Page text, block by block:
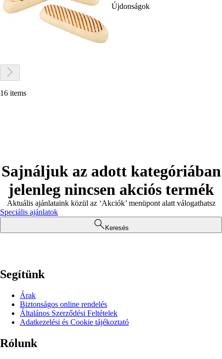
Újdonságok
16 items
Sajnáljuk az adott kategóriában
jelenleg nincsen akciós termék
Aktuális ajánlataink közül az ‘Akciók’ menüpont alatt válogathatsz
Speciális ajánlatok
Keresés
Segítünk
Árak
Biztonságos online rendelés
Általános Szerződési Feltételek
Adatkezelési és Cookie tájékoztató
Rólunk